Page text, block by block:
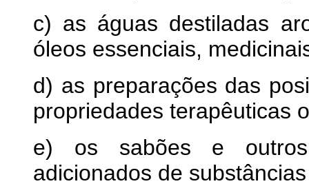
c) as águas destiladas
óleos essenciais,
d) as preparações das
propriedades terapêuticas
e) os sabões e
adicionados de